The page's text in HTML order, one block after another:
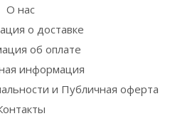
О нас
о доставке
об оплате
информация
и Публичная оферта